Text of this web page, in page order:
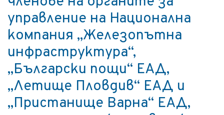
управление на Национална
компания „Железопътна
инфраструктура“,
„Български пощи“ ЕАД,
„Летище Пловдив“ ЕАД и
„Пристанище Варна“ ЕАД,